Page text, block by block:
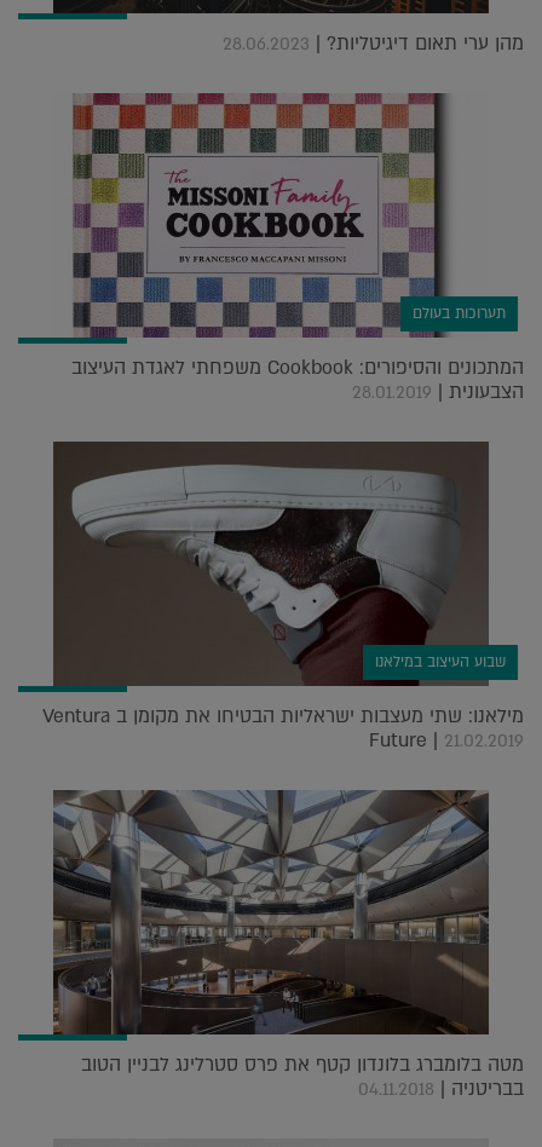
מהן ערי תאום דיגיטליות? | 28.06.2023
תערוכות בעולם
המתכונים והסיפורים: Cookbook משפחתי לאגדת העיצוב
הצבעונית | 28.01.2019
שבוע העיצוב במילאנו
מילאנו: שתי מעצבות ישראליות הבטיחו את מקומן ב Ventura
Future | 21.02.2019
מטה בלומברג בלונדון קטף את פרס סטרלינג לבניין הטוב
בבריטניה | 04.11.2018